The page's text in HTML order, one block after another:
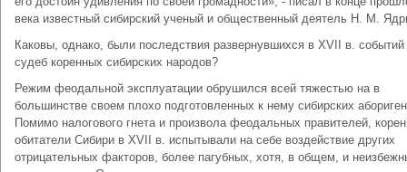
века известный сибирский ученый и общественный деятель Н. М.
Каковы, однако, были последствия развернувшихся в XVII в.
судеб коренных сибирских народов?
Режим феодальной эксплуатации обрушился всей тяжестью на в
большинстве своем плохо подготовленных к нему сибирских
Помимо налогового гнета и произвола феодальных правителей,
обитатели Сибири в XVII в. испытывали на себе воздействие других
отрицательных факторов, более пагубных, хотя, в общем, и